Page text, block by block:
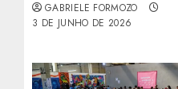
GABRIELE FORMOZO
3 DE JUNHO DE 2026